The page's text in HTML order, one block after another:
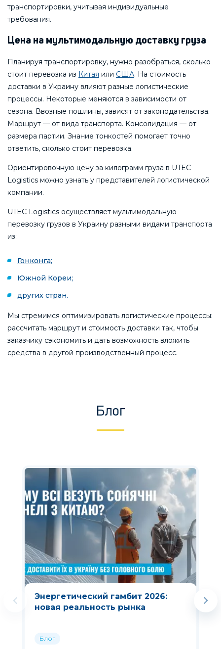
транспортировки, учитывая индивидуальные
требования.
Цена на мультимодальную доставку груза
Планируя транспортировку, нужно разобраться, сколько
стоит перевозка из Китая или США. На стоимость
доставки в Украину влияют разные логистические
процессы. Некоторые меняются в зависимости от
сезона. Ввозные пошлины, зависят от законодательства.
Маршрут — от вида транспорта. Консолидация — от
размера партии. Знание тонкостей помогает точно
ответить, сколько стоит перевозка.
Ориентировочную цену за килограмм груза в UTEC
Logistics можно узнать у представителей логистической
компании.
UTEC Logistics осуществляет мультимодальную
перевозку грузов в Украину разными видами транспорта
из:
Гонконга;
Южной Кореи;
других стран.
Мы стремимся оптимизировать логистические процессы:
рассчитать маршрут и стоимость доставки так, чтобы
заказчику сэкономить и дать возможность вложить
средства в другой производственный процесс.
Блог
Энергетический гамбит 2026:
новая реальность рынка
Блог